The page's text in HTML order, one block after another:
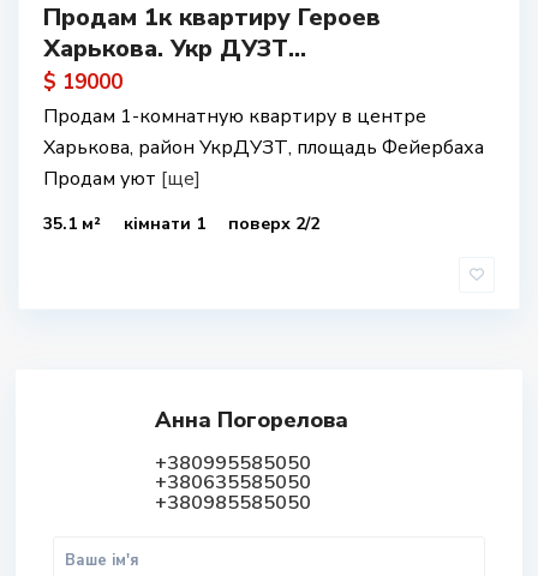
Продам 1к квартиру Героев
Харькова. Укр ДУЗТ...
$ 19000
Продам 1-комнатную квартиру в центре
Харькова, район УкрДУЗТ, площадь Фейербаха
Продам уют [ще]
35.1 м² кімнати 1 поверх 2/2
Анна Погорелова
+380995585050
+380635585050
+380985585050